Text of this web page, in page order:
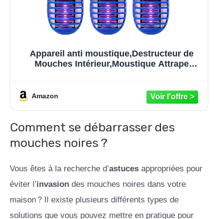
Appareil anti moustique,Destructeur de
Mouches Intérieur,Moustique Attrape
Mouche,Moustique Tueur Lot de 6
Amazon
Comment se débarrasser des
mouches noires ?
Vous êtes à la recherche d’astuces appropriées pour
éviter l’invasion des mouches noires dans votre
maison ? Il existe plusieurs différents types de
solutions que vous pouvez mettre en pratique pour